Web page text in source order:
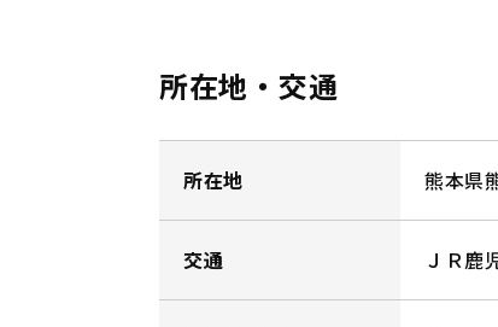
所在地・交通
所在地 熊本県
交通 ＪＲ鹿